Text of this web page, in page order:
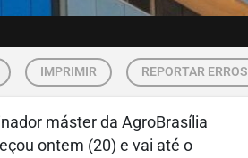
IMPRIMIR REPORTAR ERROS
máster da AgroBrasília
ontem (20) e vai até o